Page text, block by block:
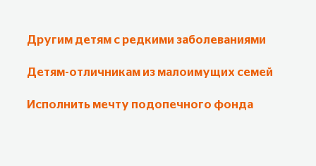
Другим детям с редкими заболеваниями
Детям-отличникам из малоимущих семей
Исполнить мечту подопечного фонда